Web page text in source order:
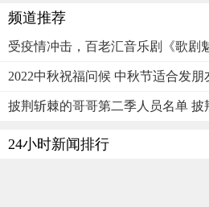
频道推荐
受疫情冲击，百老汇音乐剧《歌剧
2022中秋祝福问候 中秋节适合发朋
披荆斩棘的哥哥第二季人员名单 披
24小时新闻排行